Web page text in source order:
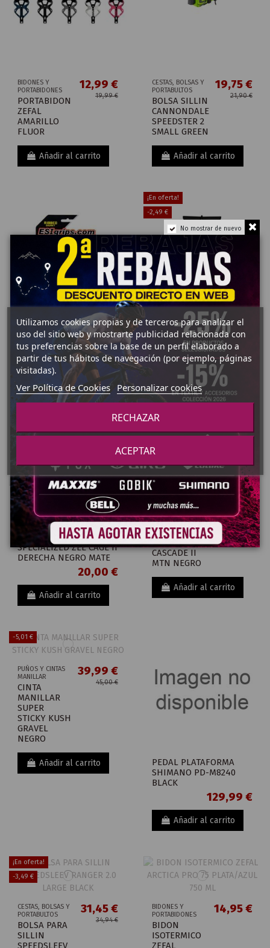
No mostrar de nuevo
BIDONES Y
PORTABIDONES
PORTABIDON
ZEFAL
AMARILLO
FLUOR
12,99 €
19,99 €
Añadir al carrito
CESTAS, BOLSAS Y
PORTABULTOS
BOLSA SILLIN
CANNONDALE
SPEEDSTER 2
SMALL GREEN
19,75 €
21,90 €
Añadir al carrito
PUÑOS Y CINTAS
MANILLAR
PUÑOS
ESIGRIPS
RIBBED
CHUNKY
27,82 €
¡En oferta!
-2,49 €
INFLADORES
SHIMANO
INFLADOR DE
PIE OXFORD
AIRTRACK
22,50 €
BIDONES Y PORTABIDONES
PORTABIDONES
SPECIALIZED ZEE CAGE II
DERECHA NEGRO MATE
20,00 €
Añadir al carrito
BIDONES Y
PORTABIDONES
PORTABIDON
SPECIALIZED
CASCADE II
MTN NEGRO
9,99 €
Añadir al carrito
-5,01 €
PUÑOS Y CINTAS
MANILLAR
CINTA
MANILLAR
SUPER
STICKY KUSH
GRAVEL
NEGRO
39,99 €
45,00 €
Añadir al carrito
PEDAL PLATAFORMA
SHIMANO PD-M8240
BLACK
129,99 €
Añadir al carrito
¡En oferta!
-3,49 €
CESTAS, BOLSAS Y
PORTABULTOS
BOLSA PARA
SILLIN
SPEEDSLEEV
31,45 €
34,94 €
BIDONES Y
PORTABIDONES
BIDON
ISOTERMICO
ZEFAL
14,95 €
Utilizamos cookies propias y de terceros para analizar el
uso del sitio web y mostrarte publicidad relacionada con
tus preferencias sobre la base de un perfil elaborado a
partir de tus hábitos de navegación (por ejemplo, páginas
visitadas).
Ver Política de Cookies Personalizar cookies
RECHAZAR
ACEPTAR